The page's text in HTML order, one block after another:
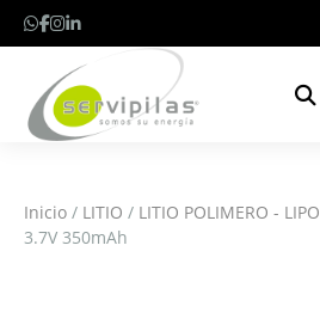
Inicio / LITIO / LITIO POLIMERO - LIPO
3.7V 350mAh